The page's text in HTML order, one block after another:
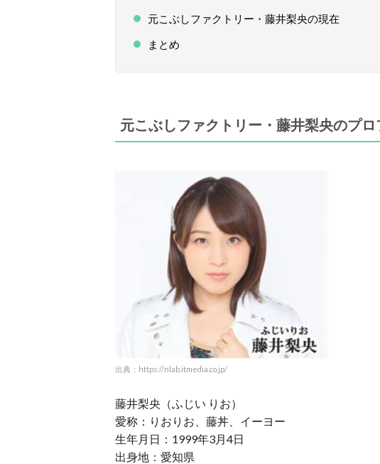
元こぶしファクトリー・藤井梨央の現在
まとめ
元こぶしファクトリー・藤井梨央のプロ
出典：https://nlab.itmedia.co.jp/
藤井梨央（ふじい りお）
愛称：りおりお、藤丼、イーヨー
生年月日：1999年3月4日
出身地：愛知県